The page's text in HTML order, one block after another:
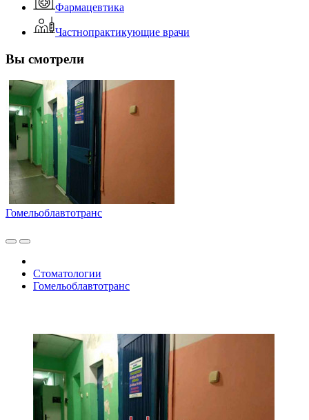
Фармацевтика
Частнопрактикующие врачи
Вы смотрели
Гомельоблавтотранс
Стоматологии
Гомельоблавтотранс